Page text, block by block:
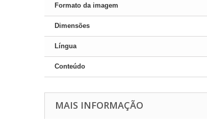
Formato da imagem
Dimensões
Língua
Conteúdo
MAIS INFORMAÇÃO